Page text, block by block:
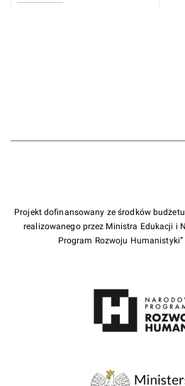
Projekt dofinansowany ze środków
realizowanego przez Ministra Edukacji i
Program Rozwoju